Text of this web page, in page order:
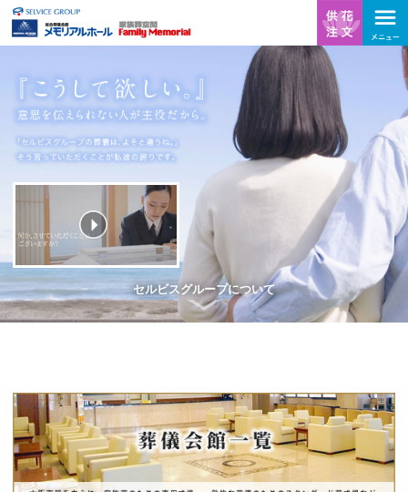
セルビスグループについて